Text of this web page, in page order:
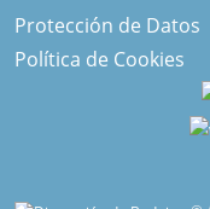
Protección de Datos
Política de Cookies